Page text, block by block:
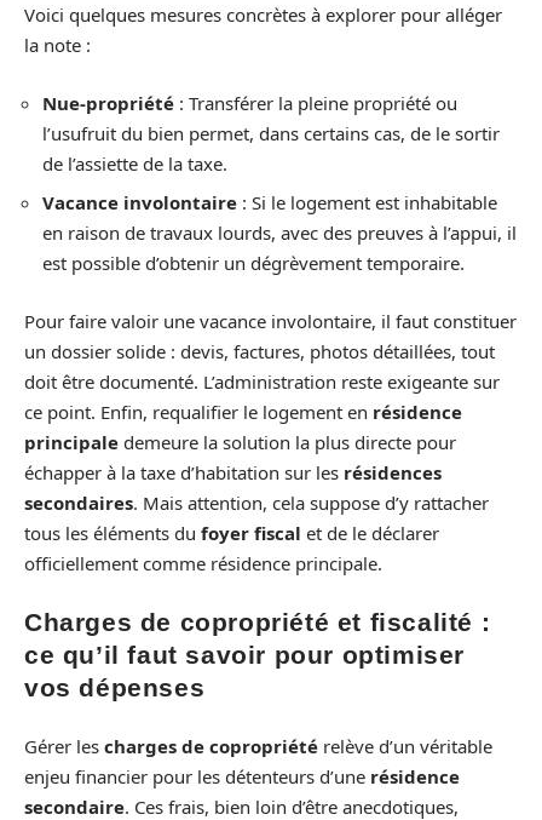
Voici quelques mesures concrètes à explorer pour alléger
la note :
Nue-propriété : Transférer la pleine propriété ou
l’usufruit du bien permet, dans certains cas, de le sortir
de l’assiette de la taxe.
Vacance involontaire : Si le logement est inhabitable
en raison de travaux lourds, avec des preuves à l’appui, il
est possible d’obtenir un dégrèvement temporaire.
Pour faire valoir une vacance involontaire, il faut constituer
un dossier solide : devis, factures, photos détaillées, tout
doit être documenté. L’administration reste exigeante sur
ce point. Enfin, requalifier le logement en résidence
principale demeure la solution la plus directe pour
échapper à la taxe d’habitation sur les résidences
secondaires. Mais attention, cela suppose d’y rattacher
tous les éléments du foyer fiscal et de le déclarer
officiellement comme résidence principale.
Charges de copropriété et fiscalité :
ce qu’il faut savoir pour optimiser
vos dépenses
Gérer les charges de copropriété relève d’un véritable
enjeu financier pour les détenteurs d’une résidence
secondaire. Ces frais, bien loin d’être anecdotiques,